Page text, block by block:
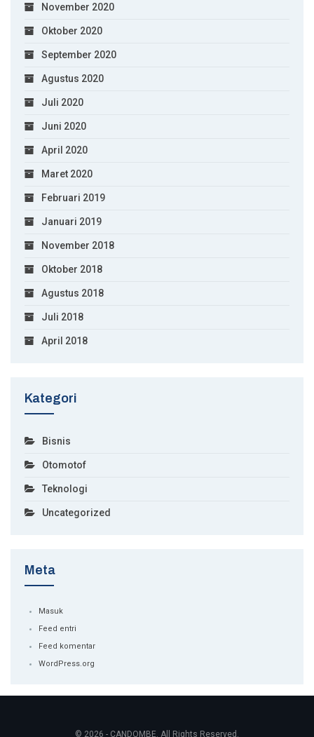
November 2020
Oktober 2020
September 2020
Agustus 2020
Juli 2020
Juni 2020
April 2020
Maret 2020
Februari 2019
Januari 2019
November 2018
Oktober 2018
Agustus 2018
Juli 2018
April 2018
Kategori
Bisnis
Otomotof
Teknologi
Uncategorized
Meta
Masuk
Feed entri
Feed komentar
WordPress.org
© 2026 - CANDOMBE. All Rights Reserved.